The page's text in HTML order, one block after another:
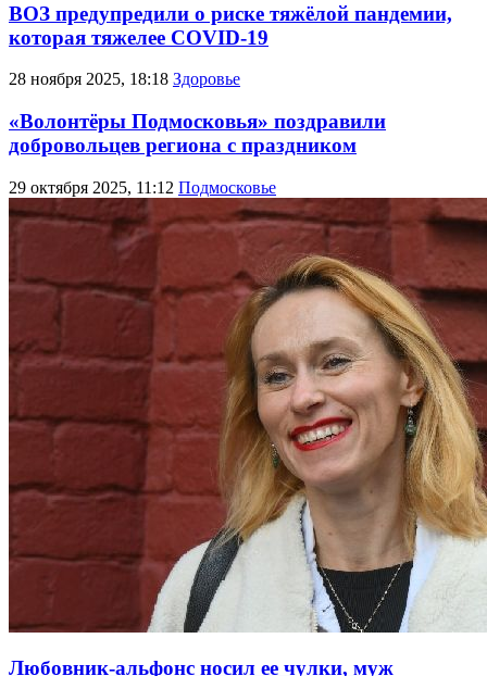
ВОЗ предупредили о риске тяжёлой пандемии,
которая тяжелее COVID-19
28 ноября 2025, 18:18 Здоровье
«Волонтёры Подмосковья» поздравили
добровольцев региона с праздником
29 октября 2025, 11:12 Подмосковье
Любовник-альфонс носил ее чулки, муж